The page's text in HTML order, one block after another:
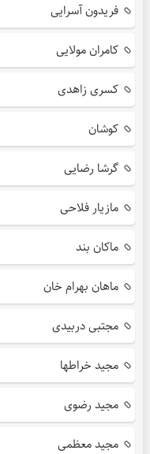
فریدون آسرایی
کامران مولایی
کسری زاهدی
کوشان
گرشا رضایی
مازیار فلاحی
ماکان بند
ماهان بهرام خان
مجتبی دربیدی
مجید خراطها
مجید رضوی
مجید معظمی